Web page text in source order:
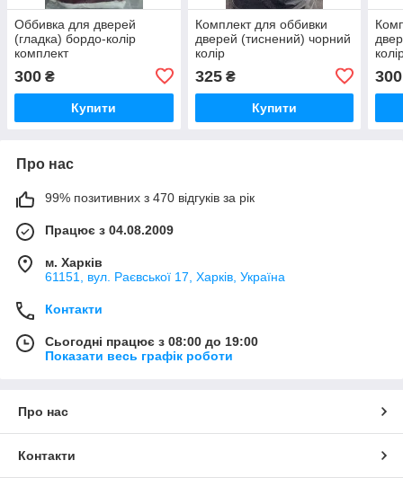
Оббивка для дверей
(гладка) бордо-колір
комплект
300 ₴
Купити
Комплект для оббивки
дверей (тиснений) чорний
колір
325₴
Купити
300
Про нас
99% позитивних з 470 відгуків за рік
Працює з 04.08.2009
м. Харків
61151, вул. Раєвської 17, Харків, Україна
Контакти
Сьогодні працює з 08:00 до 19:00
Показати весь графік роботи
Про нас
Контакти